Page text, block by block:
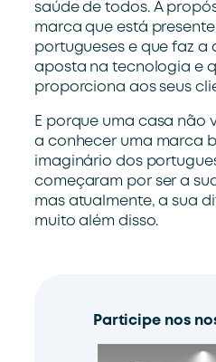
saúde de todos. A
marca que está
portugueses e que faz a
aposta na tecnologia e
proporciona aos seus
E porque uma casa não
a conhecer uma marca
imaginário dos
começaram por ser a
mas atualmente, a sua
muito além disso.
Participe nos